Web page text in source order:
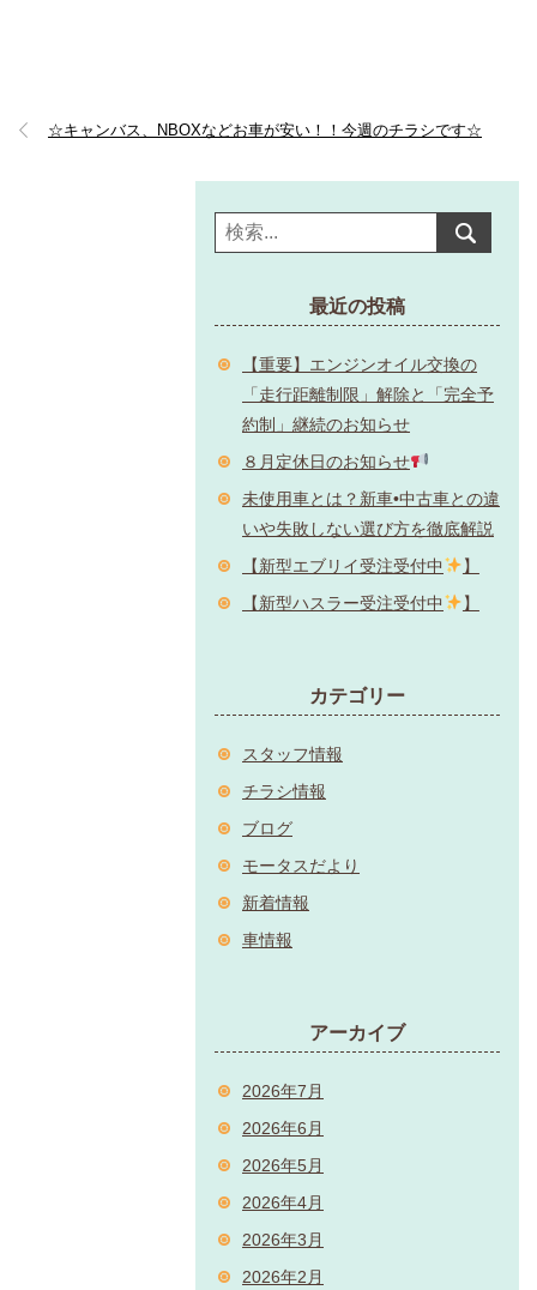
☆キャンバス、NBOXなどお車が安い！！今週のチラシです☆
最近の投稿
【重要】エンジンオイル交換の
「走行距離制限」解除と「完全予
約制」継続のお知らせ
８月定休日のお知らせ
未使用車とは？新車•中古車との違
いや失敗しない選び方を徹底解説
【新型エブリイ受注受付中
】
【新型ハスラー受注受付中
】
カテゴリー
スタッフ情報
チラシ情報
ブログ
モータスだより
新着情報
車情報
アーカイブ
2026年7月
2026年6月
2026年5月
2026年4月
2026年3月
2026年2月